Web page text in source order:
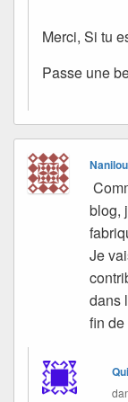
Merci, Si tu
Passe une
blog,
Je
dans
fin